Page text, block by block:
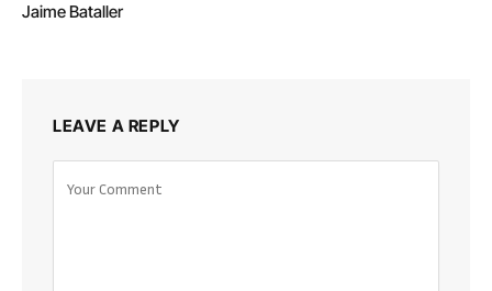
Jaime Bataller
LEAVE A REPLY